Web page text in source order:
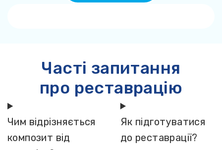
Часті запитання
про реставрацію
Чим відрізняється
композит від
Як підготуватися
до реставрації?